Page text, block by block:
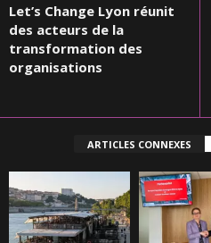
Let’s Change Lyon réunit
des acteurs de la
transformation des
organisations
ARTICLES CONNEXES